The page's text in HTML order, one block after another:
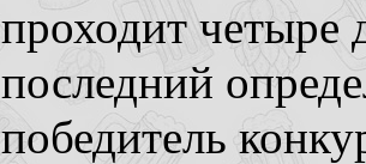
проходит четыре
последний
победитель